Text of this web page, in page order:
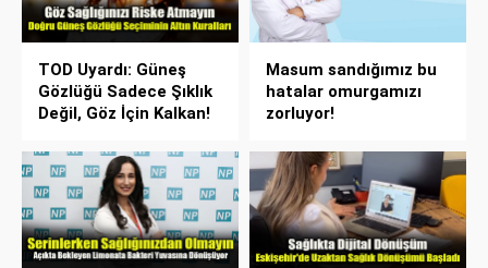
TOD Uyardı: Güneş
Gözlüğü Sadece Şıklık
Değil, Göz İçin Kalkan!
Masum sandığımız bu
hatalar omurgamızı
zorluyor!